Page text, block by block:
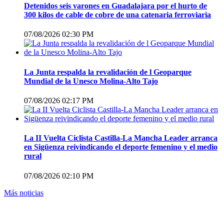
Detenidos seis varones en Guadalajara por el hurto de
300 kilos de cable de cobre de una catenaria ferroviaria
07/08/2026 02:30 PM
La Junta respalda la revalidación de l Geoparque
Mundial de la Unesco Molina-Alto Tajo
07/08/2026 02:17 PM
La II Vuelta Ciclista Castilla-La Mancha Leader arranca
en Sigüenza reivindicando el deporte femenino y el medio
rural
07/08/2026 02:10 PM
Más noticias